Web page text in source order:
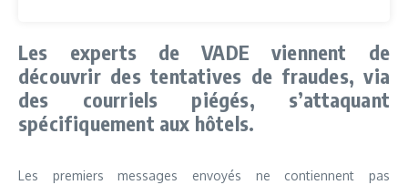
Les experts de VADE viennent de
découvrir des tentatives de fraudes, via
des courriels piégés, s’attaquant
spécifiquement aux hôtels.
Les premiers messages envoyés ne contiennent pas